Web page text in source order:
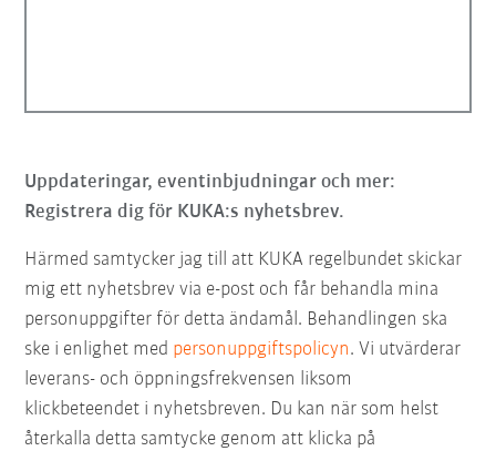
Uppdateringar, eventinbjudningar och mer:
Registrera dig för KUKA:s nyhetsbrev.
Härmed samtycker jag till att KUKA regelbundet skickar
mig ett nyhetsbrev via e-post och får behandla mina
personuppgifter för detta ändamål. Behandlingen ska
ske i enlighet med personuppgiftspolicyn. Vi utvärderar
leverans- och öppningsfrekvensen liksom
klickbeteendet i nyhetsbreven. Du kan när som helst
återkalla detta samtycke genom att klicka på